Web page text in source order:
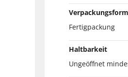
Verpackungsform
Fertigpackung
Haltbarkeit
Ungeöffnet